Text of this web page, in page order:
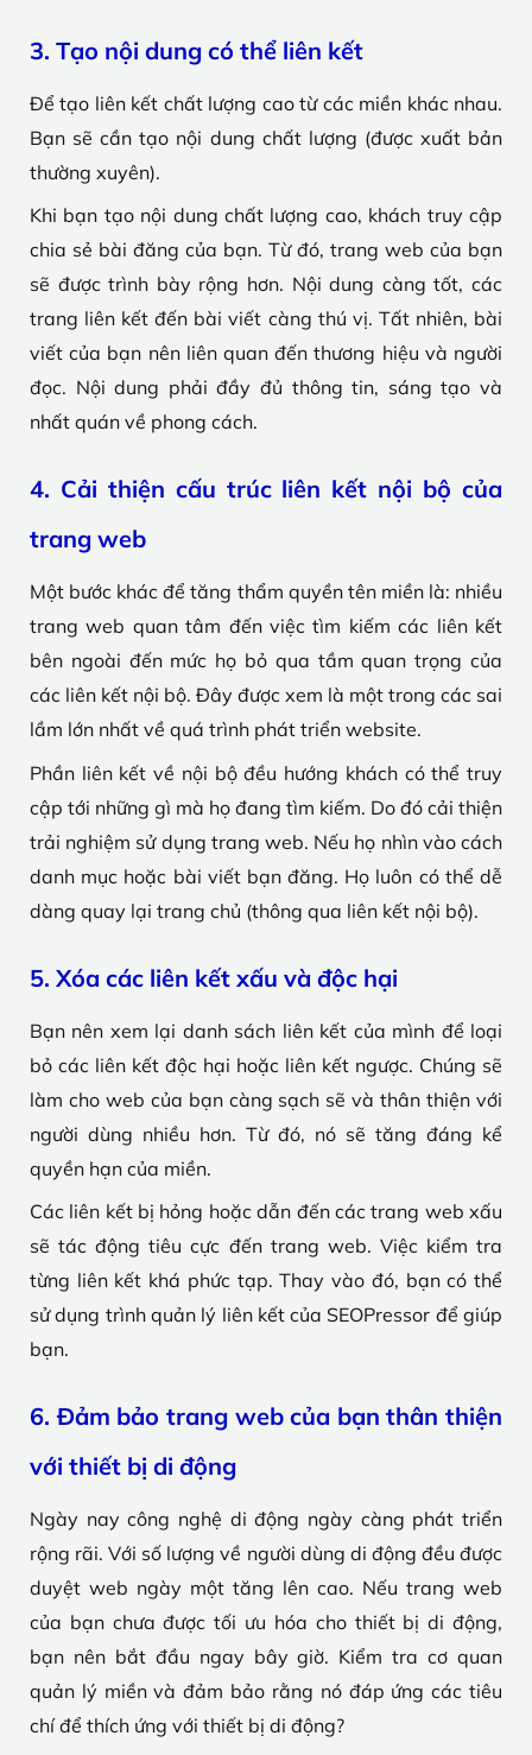
3. Tạo nội dung có thể liên kết
Để tạo liên kết chất lượng cao từ các miền khác nhau.
Bạn sẽ cần tạo nội dung chất lượng (được xuất bản
thường xuyên).
Khi bạn tạo nội dung chất lượng cao, khách truy cập
chia sẻ bài đăng của bạn. Từ đó, trang web của bạn
sẽ được trình bày rộng hơn. Nội dung càng tốt, các
trang liên kết đến bài viết càng thú vị. Tất nhiên, bài
viết của bạn nên liên quan đến thương hiệu và người
đọc. Nội dung phải đầy đủ thông tin, sáng tạo và
nhất quán về phong cách.
4. Cải thiện cấu trúc liên kết nội bộ của
trang web
Một bước khác để tăng thẩm quyền tên miền là: nhiều
trang web quan tâm đến việc tìm kiếm các liên kết
bên ngoài đến mức họ bỏ qua tầm quan trọng của
các liên kết nội bộ. Đây được xem là một trong các sai
lầm lớn nhất về quá trình phát triển website.
Phần liên kết về nội bộ đều hướng khách có thể truy
cập tới những gì mà họ đang tìm kiếm. Do đó cải thiện
trải nghiệm sử dụng trang web. Nếu họ nhìn vào cách
danh mục hoặc bài viết bạn đăng. Họ luôn có thể dễ
dàng quay lại trang chủ (thông qua liên kết nội bộ).
5. Xóa các liên kết xấu và độc hại
Bạn nên xem lại danh sách liên kết của mình để loại
bỏ các liên kết độc hại hoặc liên kết ngược. Chúng sẽ
làm cho web của bạn càng sạch sẽ và thân thiện với
người dùng nhiều hơn. Từ đó, nó sẽ tăng đáng kể
quyền hạn của miền.
Các liên kết bị hỏng hoặc dẫn đến các trang web xấu
sẽ tác động tiêu cực đến trang web. Việc kiểm tra
từng liên kết khá phức tạp. Thay vào đó, bạn có thể
sử dụng trình quản lý liên kết của SEOPressor để giúp
bạn.
6. Đảm bảo trang web của bạn thân thiện
với thiết bị di động
Ngày nay công nghệ di động ngày càng phát triển
rộng rãi. Với số lượng về người dùng di động đều được
duyệt web ngày một tăng lên cao. Nếu trang web
của bạn chưa được tối ưu hóa cho thiết bị di động,
bạn nên bắt đầu ngay bây giờ. Kiểm tra cơ quan
quản lý miền và đảm bảo rằng nó đáp ứng các tiêu
chí để thích ứng với thiết bị di động?